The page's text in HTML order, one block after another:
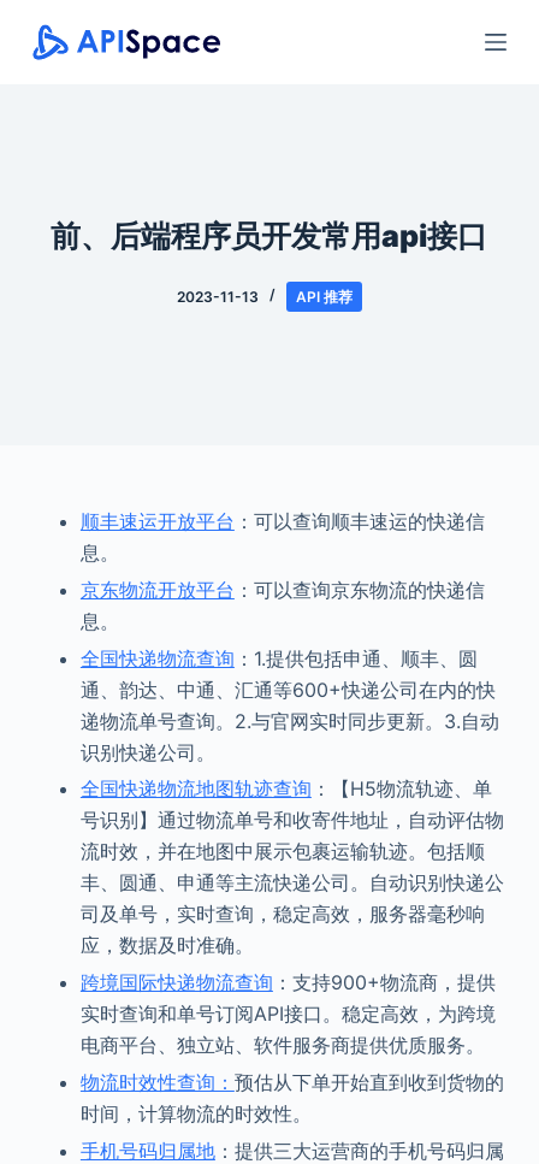
跳
过
前、后端程序员开发常用api接口
2023-11-13 API 推荐
顺丰速运开放平台 ：可以查询顺丰速运的快递信
息。
京东物流开放平台 ：可以查询京东物流的快递信
息。
全国快递物流查询 ：1.提供包括申通、顺丰、圆
通、韵达、中通、汇通等600+快递公司在内的快
递物流单号查询。2.与官网实时同步更新。3.自动
识别快递公司。
全国快递物流地图轨迹查询 ：【H5物流轨迹、单
号识别】通过物流单号和收寄件地址，自动评估物
流时效，并在地图中展示包裹运输轨迹。包括顺
丰、圆通、申通等主流快递公司。自动识别快递公
司及单号，实时查询，稳定高效，服务器毫秒响
应，数据及时准确。
跨境国际快递物流查询 ：支持900+物流商，提供
实时查询和单号订阅API接口。稳定高效，为跨境
电商平台、独立站、软件服务商提供优质服务。
物流时效性查询： 预估从下单开始直到收到货物的
时间，计算物流的时效性。
手机号码归属地：提供三大运营商的手机号码归属